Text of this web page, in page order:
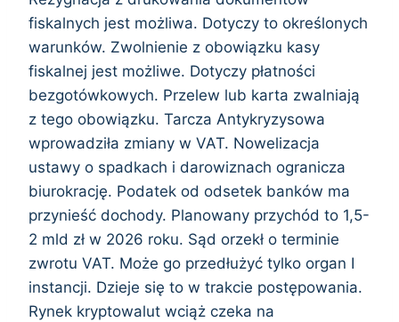
fiskalnych jest możliwa. Dotyczy to określonych
warunków. Zwolnienie z obowiązku kasy
fiskalnej jest możliwe. Dotyczy płatności
bezgotówkowych. Przelew lub karta zwalniają
z tego obowiązku. Tarcza Antykryzysowa
wprowadziła zmiany w VAT. Nowelizacja
ustawy o spadkach i darowiznach ogranicza
biurokrację. Podatek od odsetek banków ma
przynieść dochody. Planowany przychód to 1,5-
2 mld zł w 2026 roku. Sąd orzekł o terminie
zwrotu VAT. Może go przedłużyć tylko organ I
instancji. Dzieje się to w trakcie postępowania.
Rynek kryptowalut wciąż czeka na